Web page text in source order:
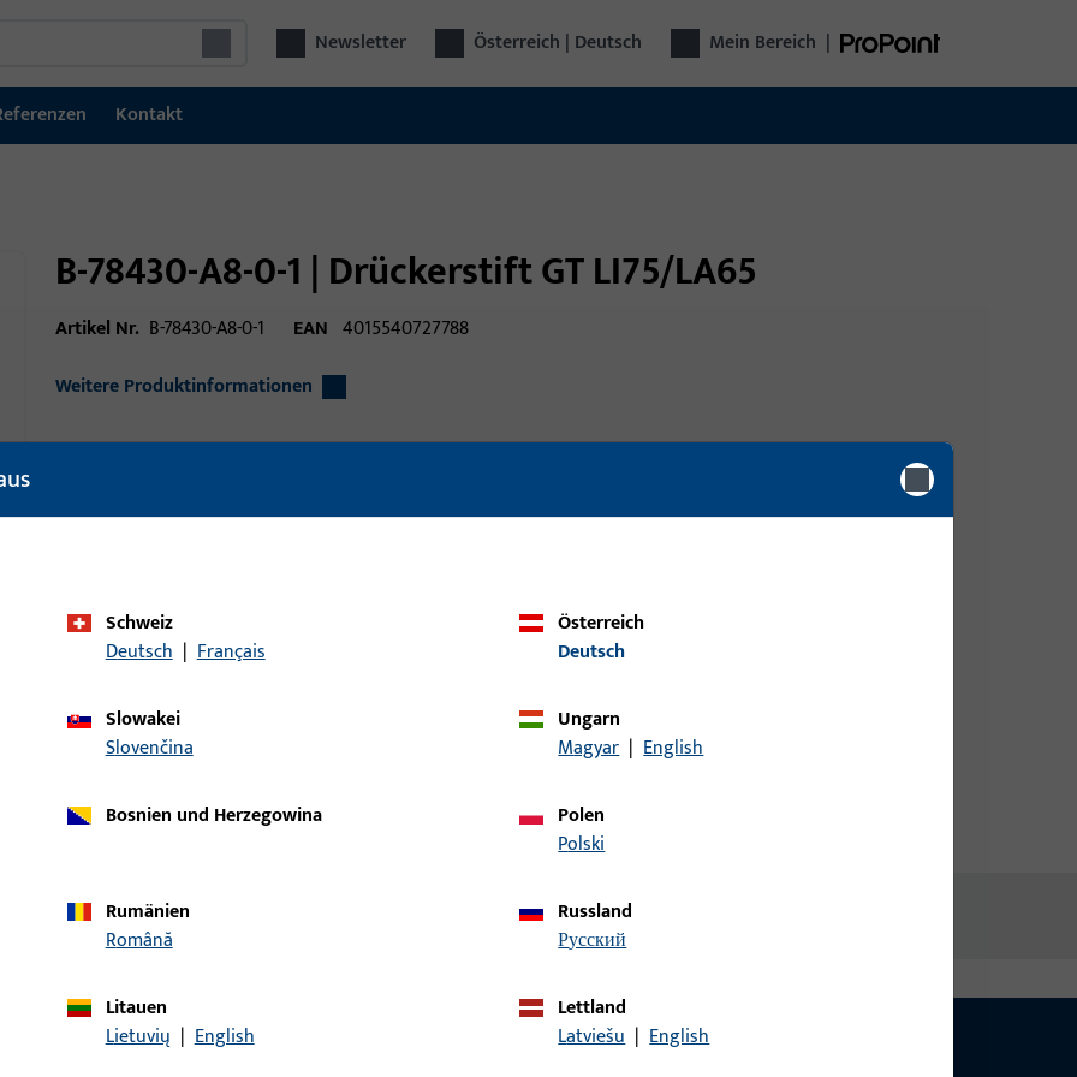
Newsletter Österreich | Deutsch Mein Bereich |
Kontakt
B-78430-A8-0-1 | Drückerstift GT LI75/LA65
Artikel Nr. B-78430-A8-0-1 EAN 4015540727788
Weitere Produktinformationen
Bruttogewicht
Mindestbestelleinheit
Daten Downloads
KONTAKT
Schweiz
Deutsch | Français
Österreich
Deutsch
Slowakei
Slovenčina
Ungarn
Magyar | English
Bosnien und Herzegowina
Polen
Polski
Rumänien
Română
Russland
русский
Litauen
Lietuvių | English
Lettland
Latviešu | English